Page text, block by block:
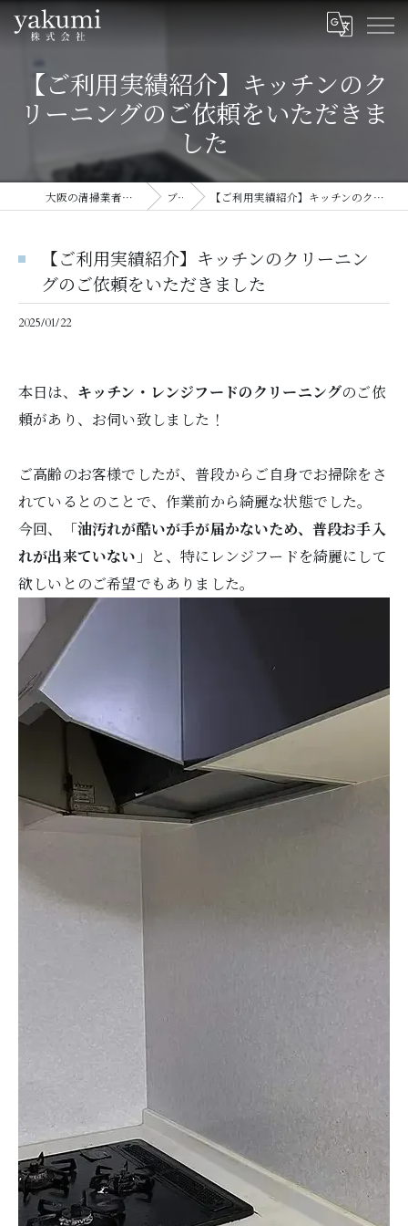
【ご利用実績紹介】キッチンのク
リーニングのご依頼をいただきま
した
大阪の清掃業者ならyakumi株式会社 ブログ 【ご利用実績紹介】キッチンのクリーニングのご依頼をいただきました
【ご利用実績紹介】キッチンのクリーニン
グのご依頼をいただきました
2025/01/22
本日は、 キッチン・レンジフードのクリーニングのご依
頼があり、お伺い致しました！
ご高齢のお客様でしたが、普段からご自身でお掃除をさ
れているとのことで、作業前から綺麗な状態でした。
今回、「油汚れが酷いが手が届かないため、普段お手入
れが出来ていない 」と、特にレンジフードを綺麗にして
欲しいとのご希望でもありました。